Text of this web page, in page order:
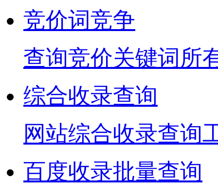
竞价词竞争
查询竞价关键词所
综合收录查询
网站综合收录查询
百度收录批量查询